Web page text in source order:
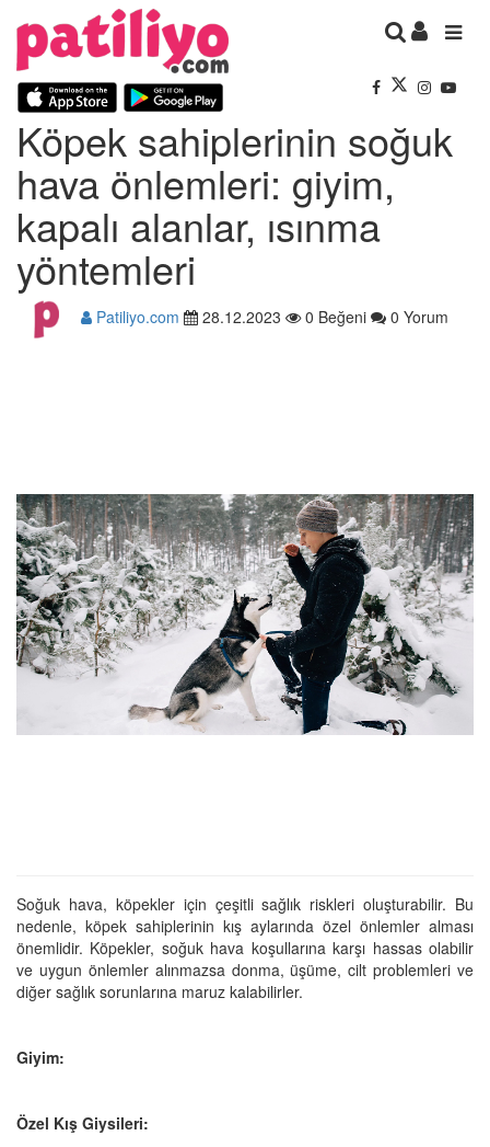
Köpek sahiplerinin soğuk
hava önlemleri: giyim,
kapalı alanlar, ısınma
yöntemleri
Patiliyo.com 28.12.2023 0 Beğeni 0 Yorum
Soğuk hava, köpekler için çeşitli sağlık riskleri oluşturabilir. Bu
nedenle, köpek sahiplerinin kış aylarında özel önlemler alması
önemlidir. Köpekler, soğuk hava koşullarına karşı hassas olabilir
ve uygun önlemler alınmazsa donma, üşüme, cilt problemleri ve
diğer sağlık sorunlarına maruz kalabilirler.
Giyim:
Özel Kış Giysileri: